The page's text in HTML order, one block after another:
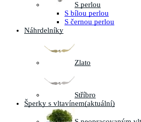
S perlou
S bílou perlou
S černou perlou
Náhrdelníky
Zlato
Stříbro
Šperky s vltavínem(aktuální)